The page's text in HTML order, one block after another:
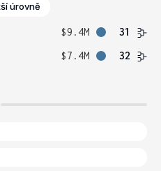
úrovně
$9.4M
31
$7.4M 32